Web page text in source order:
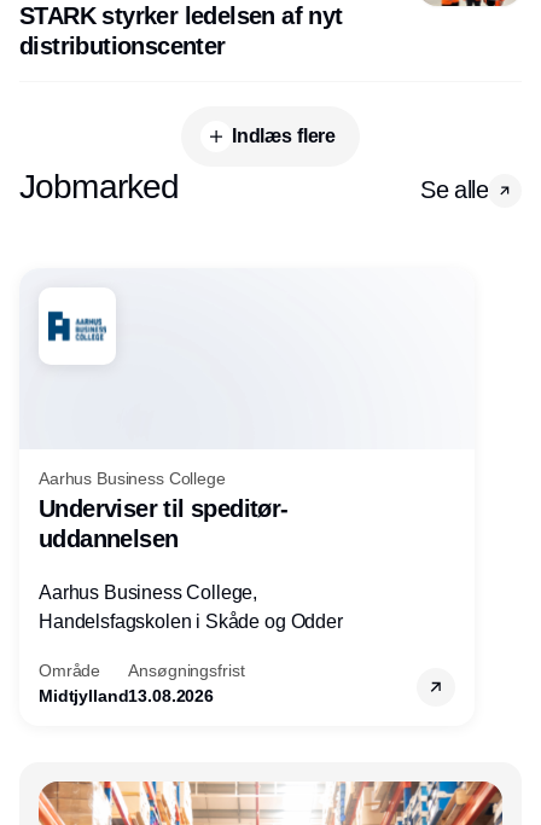
STARK styrker ledelsen af nyt
distributionscenter
Indlæs flere
Jobmarked Se alle
Aarhus Business College
Underviser til speditør-
uddannelsen
Aarhus Business College,
Handelsfagskolen i Skåde og Odder
Område
Midtjylland
Ansøgningsfrist
13.08.2026
Annonce